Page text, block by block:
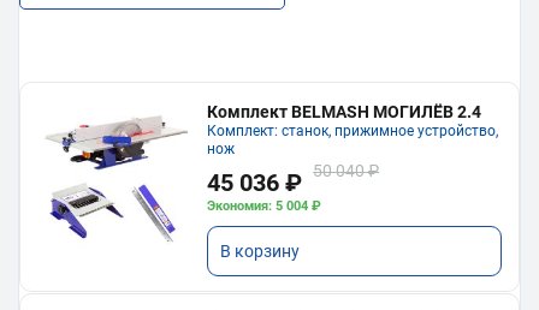
Комплект BELMASH МОГИЛЁВ 2.4
Комплект: станок, прижимное устройство,
нож
45 036 ₽ 50 040 ₽
Экономия: 5 004 ₽
В корзину